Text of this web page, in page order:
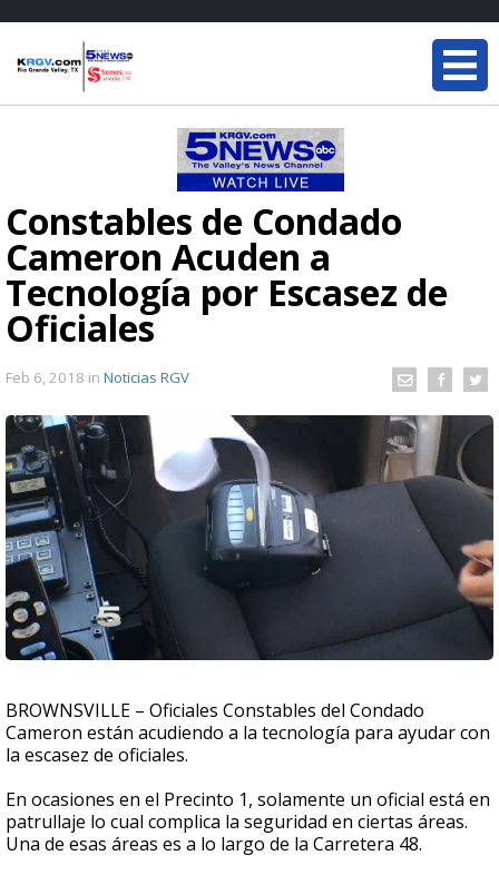
Constables de Condado
Cameron Acuden a
Tecnología por Escasez de
Oficiales
Feb 6, 2018 in Noticias RGV
BROWNSVILLE – Oficiales Constables del Condado
Cameron están acudiendo a la tecnología para ayudar con
la escasez de oficiales.
En ocasiones en el Precinto 1, solamente un oficial está en
patrullaje lo cual complica la seguridad en ciertas áreas.
Una de esas áreas es a lo largo de la Carretera 48.